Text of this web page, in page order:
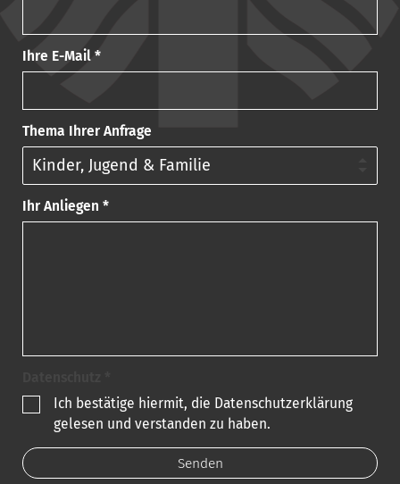
Ihre E-Mail *
Thema Ihrer Anfrage
Ihr Anliegen *
Ich bestätige hiermit, die Datenschutzerklärung
gelesen und verstanden zu haben.